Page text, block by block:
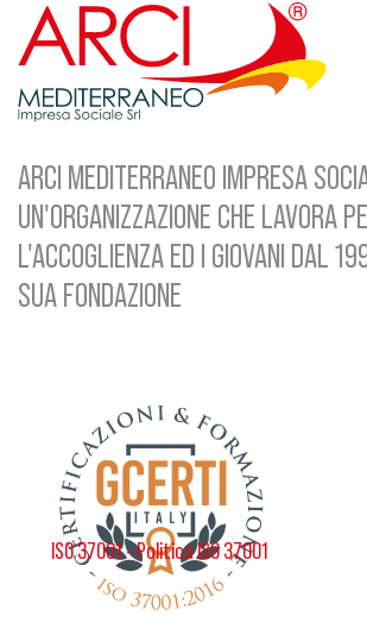
ARCI MEDITERRANEO IMPRESA
UN'ORGANIZZAZIONE CHE LAVORA
L'ACCOGLIENZA ED I GIOVANI DAL
SUA FONDAZIONE
ISO 37001 - Politica ISO 37001